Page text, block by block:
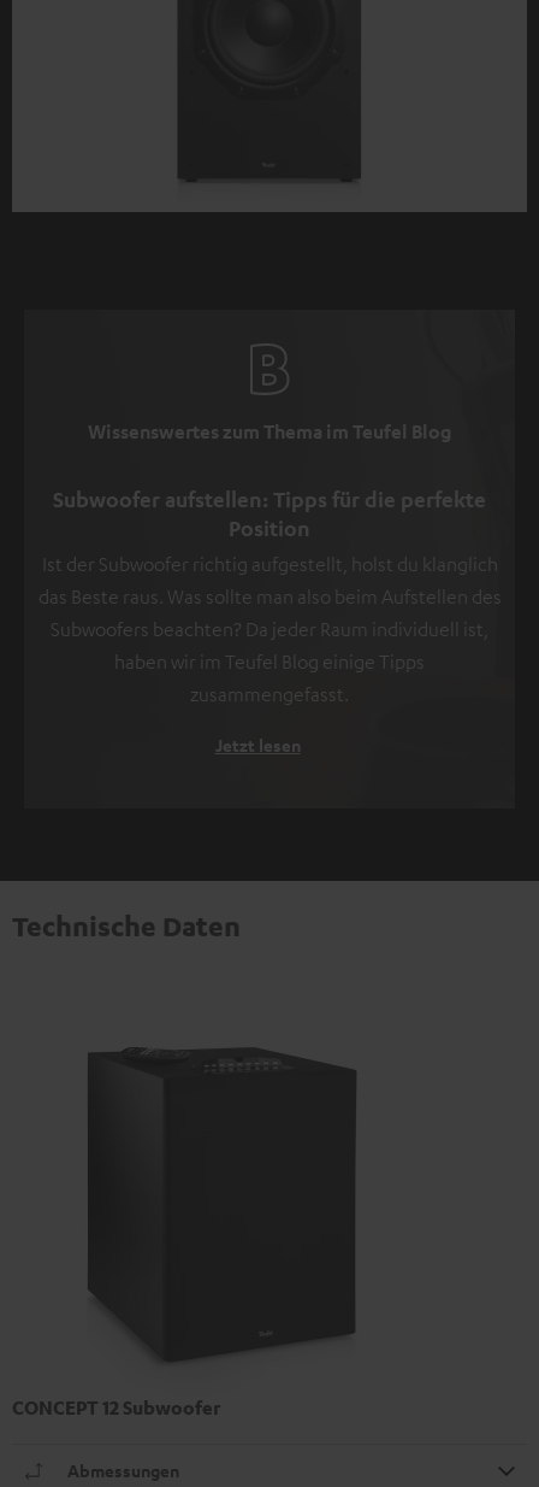
Wissenswertes zum Thema im Teufel Blog
Subwoofer aufstellen: Tipps für die perfekte
Position
Ist der Subwoofer richtig aufgestellt, holst du klanglich
das Beste raus. Was sollte man also beim Aufstellen des
Subwoofers beachten? Da jeder Raum individuell ist,
haben wir im Teufel Blog einige Tipps
zusammengefasst.
Jetzt lesen
Technische Daten
CONCEPT 12 Subwoofer
Abmessungen